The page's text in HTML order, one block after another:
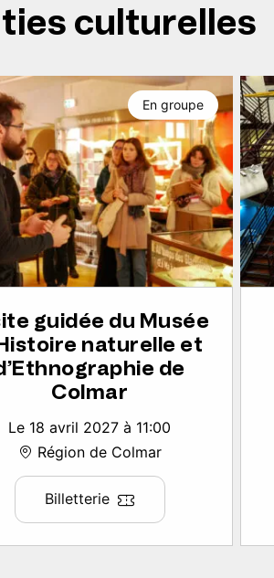
culturelles
guidée du Musée
naturelle et
de
Colmar
Le 18 avril 2027 à 11:00
Région de Colmar
Billetterie
En groupe